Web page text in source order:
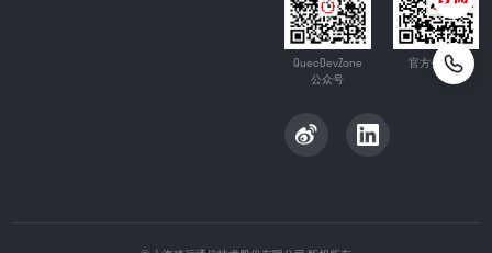
QuecDevZone
公众号
官方公众号